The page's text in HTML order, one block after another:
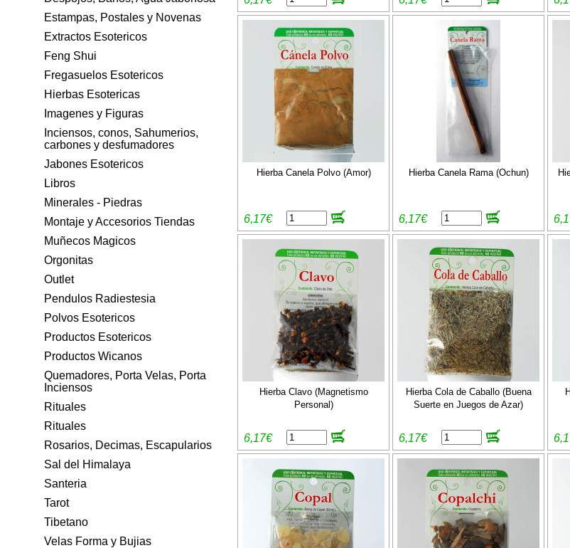
Estampas, Postales y Novenas
Extractos Esotericos
Feng Shui
Fregasuelos Esotericos
Hierbas Esotericas
Imagenes y Figuras
Inciensos, conos, Sahumerios,
carbones y desfumadores
Jabones Esotericos
Libros
Minerales - Piedras
Montaje y Accesorios Tiendas
Muñecos Magicos
Orgonitas
Outlet
Pendulos Radiestesia
Polvos Esotericos
Productos Esotericos
Productos Wicanos
Quemadores, Porta Velas, Porta
Inciensos
Rituales
Rituales
Rosarios, Decimas, Escapularios
Sal del Himalaya
Santeria
Tarot
Tibetano
Velas Forma y Bujias
Hierba Canela Polvo (Amor)
6,17€
Hierba Canela Rama (Ochun)
6,17€
Hierba Clavo (Magnetismo
Personal)
6,17€
Hierba Cola de Caballo (Buena
Suerte en Juegos de Azar)
6,17€